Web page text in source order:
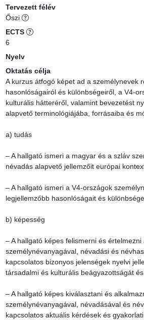
Tervezett félév
Őszi
ECTS
6
Nyelv
Oktatás célja
A kurzus átfogó képet ad a személynevek
hasonlóságairól és különbségeiről, a V4-
kulturális hátteréről, valamint bevezetést
alapvető terminológiájába, forrásaiba és
a) tudás
– A hallgató ismeri a magyar és a szláv
névadás alapvető jellemzőit európai
– A hallgató ismeri a V4-országok
legjellemzőbb hasonlóságait és
b) képesség
– A hallgató képes felismerni és értelmezni
személynévanyagával, névadási és
kapcsolatos bizonyos jelenségek nyelvi
társadalmi és kulturális beágyazottságát
– A hallgató képes kiválasztani és
személynévanyagával, névadásával és
kapcsolatos aktuális kérdések és